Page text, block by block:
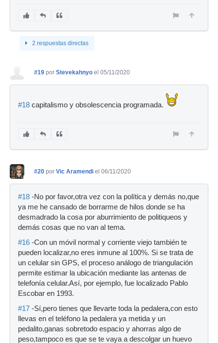
2 respuestas directas
#19 por Stevekahnyo el 05/11/2020
#18 capitalismo y obsolescencia programada.
#20 por Vic Aramendi el 06/11/2020
#18 -No por favor,otra vez con la política y demás no,que
ya me he cansado de borrarme de hilos donde se ha
desmadrado la cosa por aburrimiento de politiqueos y
demás cosas que no van al tema.
#16 -Con un móvil normal y corriente viejo también te
pueden localizar,no eres inmune al 100%. Si se trata de
un celular sin GPS, el proceso análogo de triangulación
permite estimar la ubicación mediante las antenas de
telefonía celular.Así, por ejemplo, fue localizado Pablo
Escobar en 1993.
#17 -Sí,pero tienes que llevarte toda la pedalera,con esto
llevas en el teléfono la pedalera ya metida y un
pedalito,ganas sobretodo espacio y ahorras algo de
peso,tampoco es que se te vaya a descolgar un huevo